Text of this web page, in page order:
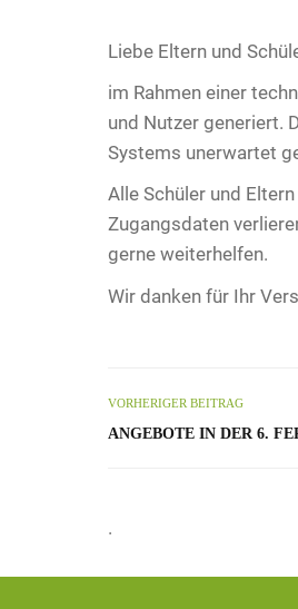
Liebe Eltern und
im Rahmen einer
und Nutzer generiert.
Systems unerwartet
Alle Schüler und
Zugangsdaten
gerne weiterhelfen.
Wir danken für Ihr
VORHERIGER BEITRAG
ANGEBOTE IN DER 6.
.